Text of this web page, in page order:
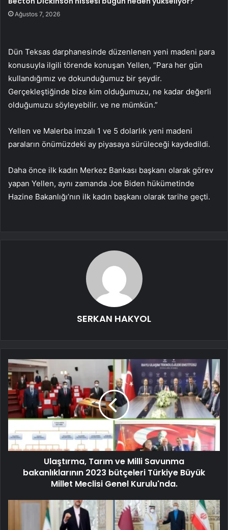
Ağustos 7, 2026
Dün Teksas darphanesinde düzenlenen yeni madeni para
konusuyla ilgili törende konuşan Yellen, “Para her gün
kullandığımız ve dokunduğumuz bir şeydir.
Gerçekleştiğinde bize kim olduğumuzu, ne kadar değerli
olduğumuzu söyleyebilir. ve ne mümkün.”
Yellen ve Malerba imzalı 1 ve 5 dolarlık yeni madeni
paraların önümüzdeki ay piyasaya sürüleceği kaydedildi.
Daha önce ilk kadın Merkez Bankası başkanı olarak görev
yapan Yellen, aynı zamanda Joe Biden hükümetinde
Hazine Bakanlığı’nın ilk kadın başkanı olarak tarihe geçti.
SERKAN HAKYOL
Ulaştırma, Tarım ve Milli Savunma
bakanlıklarının 2023 bütçeleri Türkiye Büyük
Millet Meclisi Genel Kurulu'nda.